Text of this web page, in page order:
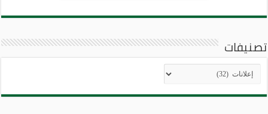
تصنيفات